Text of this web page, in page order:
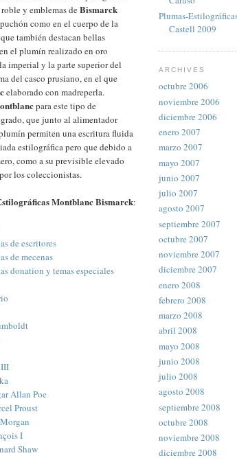
y emblemas deBismarck
como en el cuerpo de la
también destacan bellas
el plumín realizado en oro
imperial y la parte superior del
del casco prusiano, en el que
elaborado con madreperla.
para este tipo de
que junto al alimentador
permiten una escritura fluida
estilográfica pero que debido a
como a su previsible elevado
los coleccionistas.
Montblanc Bismarck:
de escritores
de mecenas
donation y temas especiales
Allan Poe
Proust
I
Shaw
Plumas-
Castell 2009
ARCHIVES
octubre 2006
noviembre 2006
diciembre 2006
enero 2007
marzo 2007
mayo 2007
junio 2007
julio 2007
agosto 2007
septiembre 2007
octubre 2007
noviembre 2007
diciembre 2007
enero 2008
febrero 2008
marzo 2008
abril 2008
mayo 2008
junio 2008
julio 2008
agosto 2008
septiembre 2008
octubre 2008
noviembre 2008
diciembre 2008